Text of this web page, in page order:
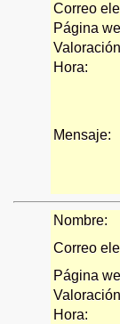
Correo
Página
Hora:
Mensaje:
Nombre:
Correo
Página
Hora: